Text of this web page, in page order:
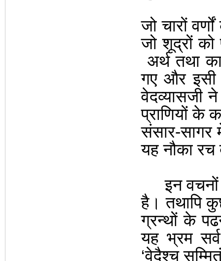
जो चारों
जो शूद्रों को
अर्थ तथा
गए और इसी
वेदव्यासजी
प्राणियों के
संसार-सागर
यह नौका रच
इन
है। तथापि
ग्रन्थों के
यह भ्रम
‘वेदैश्च